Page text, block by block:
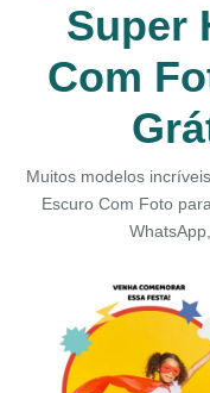
Super
Com
Muitos modelos
Escuro Com Foto